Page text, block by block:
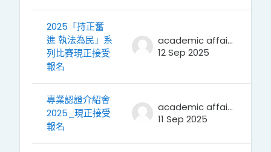
2025「持正奮
進 執法為民」系
列比賽現正接受
報名
academic affairs
12 Sep 2025
專業認證介紹會
2025_現正接受
報名
academic affairs
11 Sep 2025